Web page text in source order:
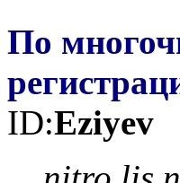
По
ID:Eziyev